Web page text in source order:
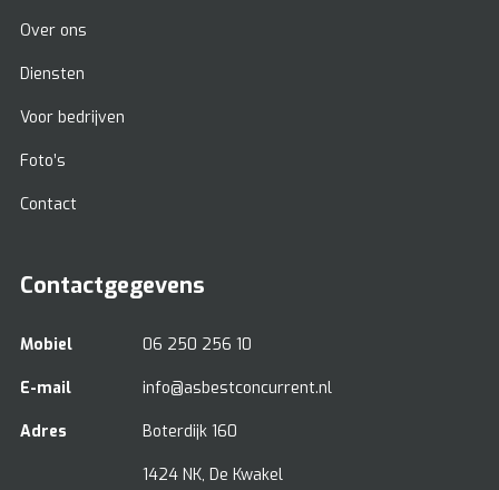
Over ons
Diensten
Voor bedrijven
Foto’s
Contact
Contactgegevens
Mobiel 06 250 256 10
E-mail info@asbestconcurrent.nl
Adres Boterdijk 160
1424 NK, De Kwakel